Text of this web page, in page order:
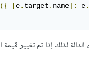
({ [e. target . name]: e.